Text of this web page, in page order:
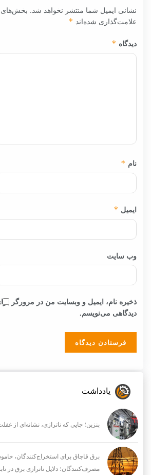
نشانی ایمیل شما منتشر نخواهد شد. بخش‌های
علامت‌گذاری شده‌اند *
دیدگاه *
نام *
ایمیل *
وب‌ سایت
ذخیره نام، ایمیل و وبسایت من در مرورگر
دیدگاهی می‌نویسم.
یادداشت
بنزین؛ جایی که ناترازی، نشانه‌ای از
برق قاچاق برای استخراج‌کنندگان،
مصرف‌کنندگان؛ دلایل ناترازی برق در